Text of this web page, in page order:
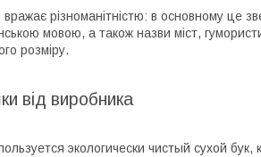
вражає різноманітністю: в основному це
мовою, а також назви міст,
розміру.
від виробника
экологически чистый сухой